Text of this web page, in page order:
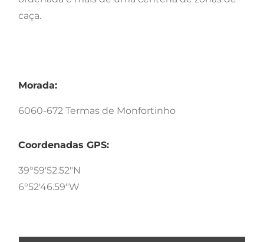
caça.
Morada:
6060-672 Termas de Monfortinho
Coordenadas GPS:
39°59'52.52"N
6°52'46.59"W